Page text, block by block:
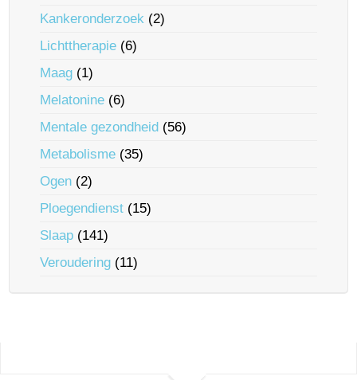
Kankeronderzoek (2)
Lichttherapie (6)
Maag (1)
Melatonine (6)
Mentale gezondheid (56)
Metabolisme (35)
Ogen (2)
Ploegendienst (15)
Slaap (141)
Veroudering (11)